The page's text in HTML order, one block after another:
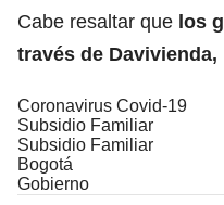
Cabe resaltar que los
través de
Coronavirus Covid-19
Subsidio Familiar
Subsidio Familiar
Bogotá
Gobierno